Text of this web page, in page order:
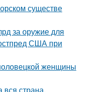
существе
за оружие для
США при
женщины